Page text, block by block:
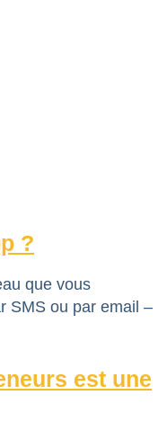
?
que vous
SMS ou par email –
est une